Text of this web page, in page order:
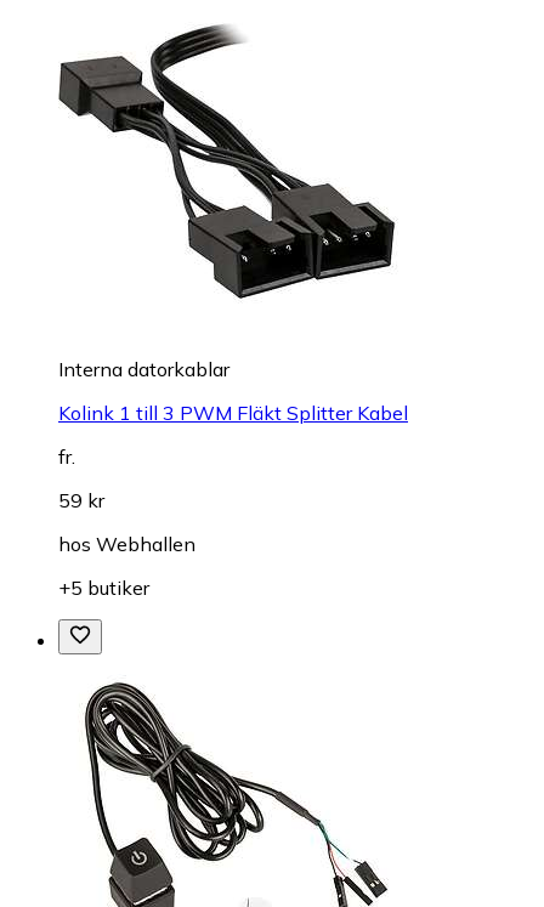
Interna datorkablar
Kolink 1 till 3 PWM Fläkt Splitter Kabel
fr.
59 kr
hos Webhallen
+5 butiker